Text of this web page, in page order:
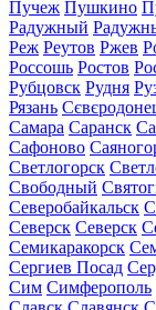
Пучеж Пушкино
Радужный
Реж Реутов Ржев
Россошь Ростов
Рубцовск Рудня
Рязань
Самара Саранск
Сафоново
Светлогорск
Свободный
Северобайкальск
Северск Северск
Семикаракорск
Сергиев Посад
Сим Симферополь